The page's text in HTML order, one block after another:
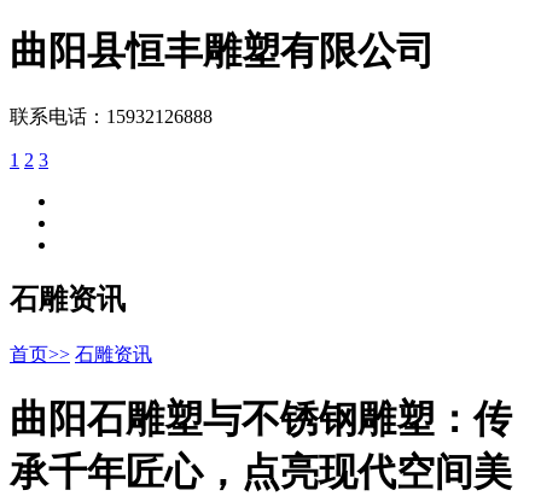
曲阳县恒丰雕塑有限公司
联系电话：15932126888
1 2 3
石雕资讯
首页>> 石雕资讯
曲阳石雕塑与不锈钢雕塑：传
承千年匠心，点亮现代空间美